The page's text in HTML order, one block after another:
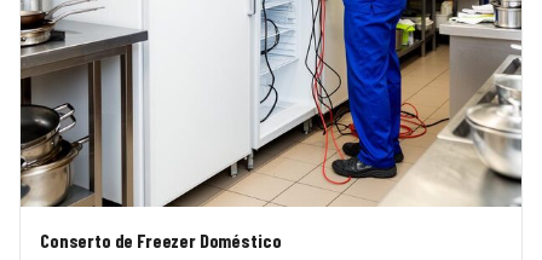
Conserto de Freezer Doméstico